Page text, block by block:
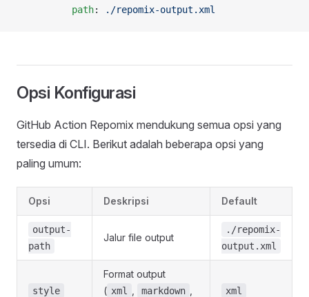
          path
: ./repomix-output.xml
Opsi Konfigurasi
GitHub Action Repomix mendukung semua opsi yang
tersedia di CLI. Berikut adalah beberapa opsi yang
paling umum:
Opsi Deskripsi Default
output-
path
Jalur file output
./repomix-
output.xml
style
Format output
( xml markdown xml